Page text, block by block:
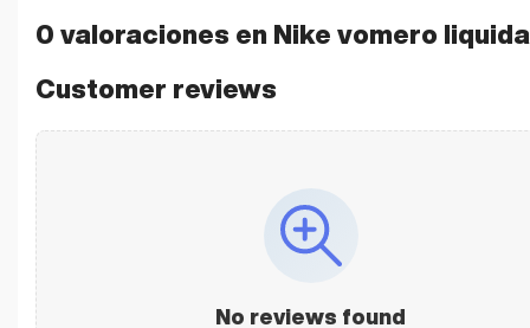
0 valoraciones en Nike vomero
Customer reviews
No reviews found